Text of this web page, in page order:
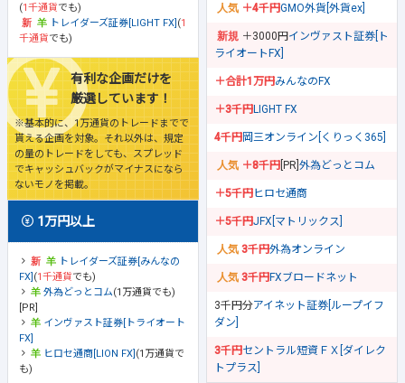
(1千通貨でも)
トレイダーズ証券[LIGHT FX] (1
千通貨でも)
有利な企画だけを
厳選しています！
※基本的に、1万通貨のトレードまでで
貰える企画を対象。それ以外は、規定
の量のトレードをしても、スプレッド
でキャッシュバックがマイナスになら
ないモノを掲載。
1万円以上
トレイダーズ証券[みんなの
FX] (1千通貨でも)
外為どっとコム(1万通貨でも)
[PR]
インヴァスト証券[トライオート
FX]
ヒロセ通商[LION FX] (1万通貨で
も)
＋4千円GMO外貨[外貨ex]
＋3000円 インヴァスト証券[ト
ライオートFX]
＋合計1万円みんなのFX
＋3千円LIGHT FX
4千円岡三オンライン[くりっく365]
＋8千円 [PR] 外為どっとコム
＋5千円ヒロセ通商
＋5千円JFX[マトリックス]
3千円外為オンライン
3千円FXブロードネット
3千円分アイネット証券[ループイフ
ダン]
3千円セントラル短資ＦＸ[ダイレク
トプラス]